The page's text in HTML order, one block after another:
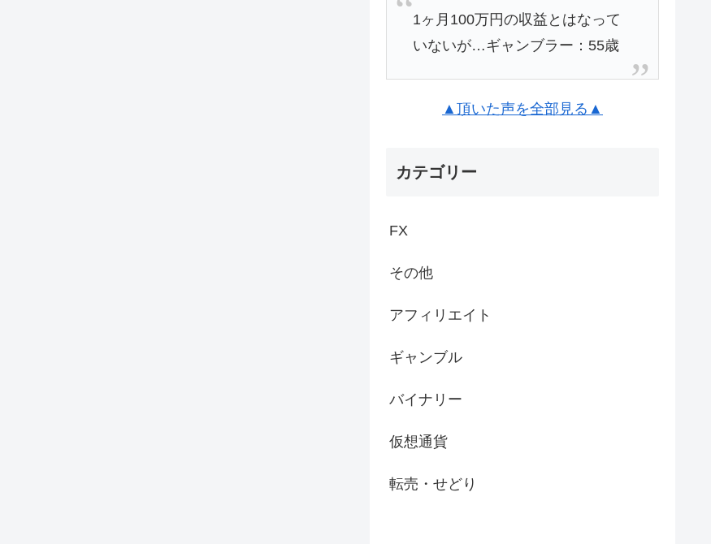
1ヶ月100万円の収益とはなって
いないが…ギャンブラー：55歳
▲頂いた声を全部見る▲
カテゴリー
FX
その他
アフィリエイト
ギャンブル
バイナリー
仮想通貨
転売・せどり